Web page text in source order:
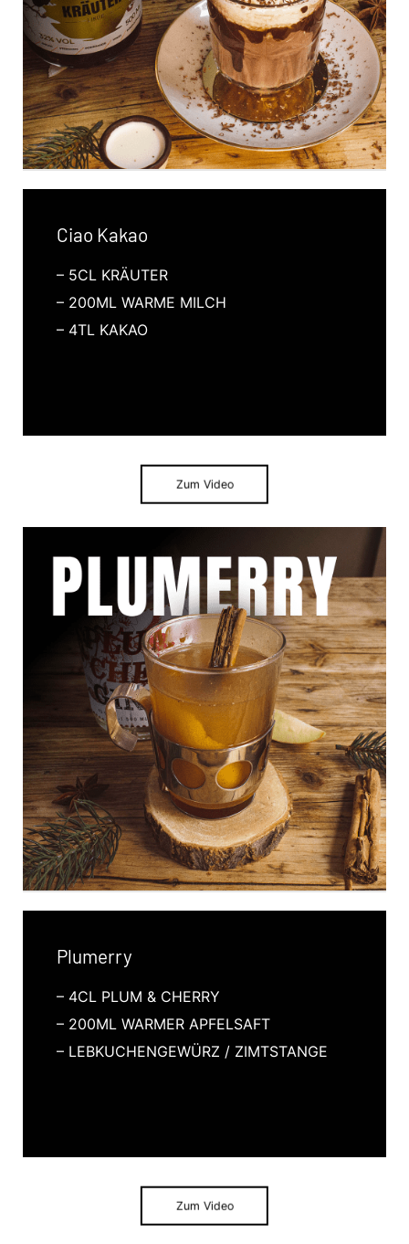
Ciao Kakao
– 5CL KRÄUTER
– 200ML WARME MILCH
– 4TL KAKAO
Zum Video
Plumerry
– 4CL PLUM & CHERRY
– 200ML WARMER APFELSAFT
– LEBKUCHENGEWÜRZ / ZIMTSTANGE
Zum Video